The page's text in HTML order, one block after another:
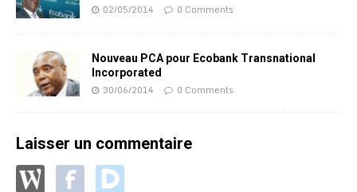
02/05/2014 0 Comments
Nouveau PCA pour Ecobank Transnational
Incorporated
30/06/2014 0 Comments
Laisser un commentaire